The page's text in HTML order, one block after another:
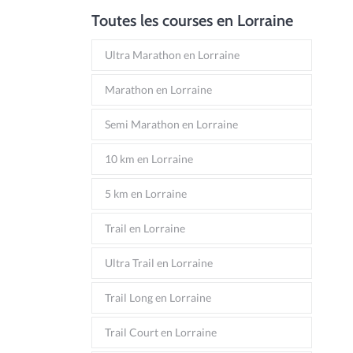
Toutes les courses en Lorraine
Ultra Marathon en Lorraine
Marathon en Lorraine
Semi Marathon en Lorraine
10 km en Lorraine
5 km en Lorraine
Trail en Lorraine
Ultra Trail en Lorraine
Trail Long en Lorraine
Trail Court en Lorraine